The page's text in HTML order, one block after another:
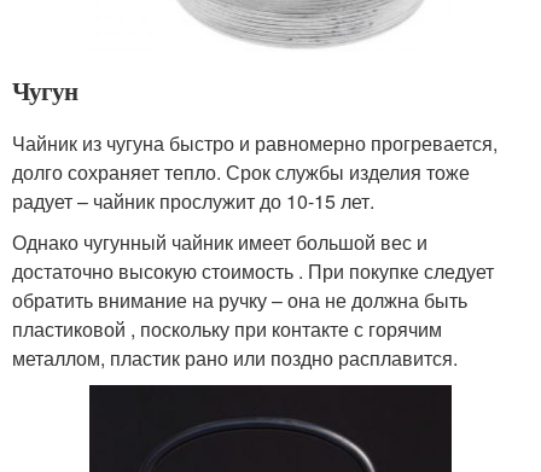
Чугун
Чайник из чугуна быстро и равномерно прогревается,
долго сохраняет тепло. Срок службы изделия тоже
радует – чайник прослужит до 10-15 лет.
Однако чугунный чайник имеет большой вес и
достаточно высокую стоимость . При покупке следует
обратить внимание на ручку – она не должна быть
пластиковой , поскольку при контакте с горячим
металлом, пластик рано или поздно расплавится.